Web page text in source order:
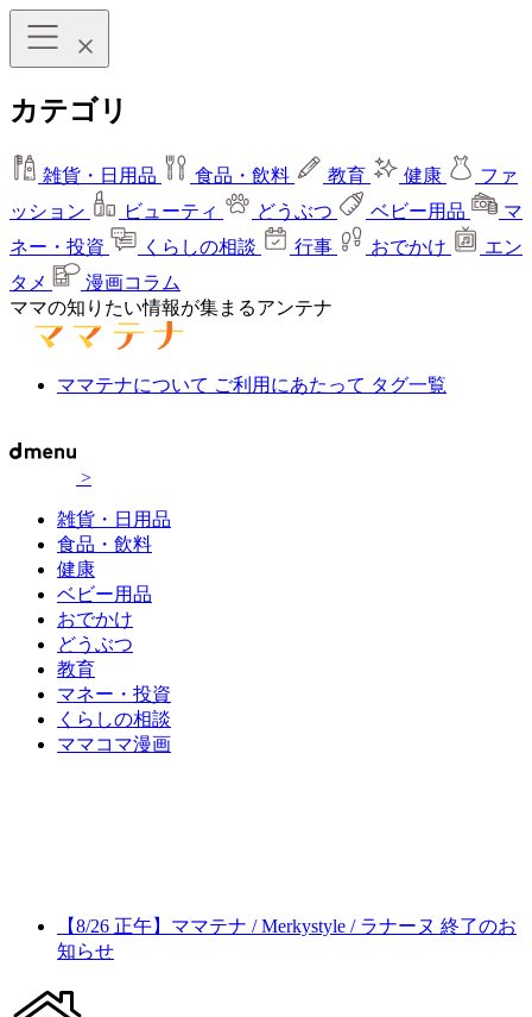
カテゴリ
雑貨・日用品 食品・飲料 教育 健康
ファ
ッション
ビューティ どうぶつ ベビー用品
マ
ネー・投資
くらしの相談 行事 おでかけ
エン
タメ
漫画コラム
ママの知りたい情報が集まるアンテナ
ママテナについて ご利用にあたって タグ一覧
>
雑貨・日用品
食品・飲料
健康
ベビー用品
おでかけ
どうぶつ
教育
マネー・投資
くらしの相談
ママコマ漫画
【8/26 正午】ママテナ / Merkystyle / ラナーヌ 終了のお
知らせ